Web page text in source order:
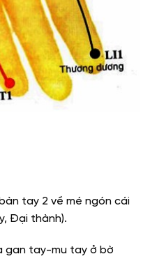
tay 2 về mé ngón cái
Đại thành).
gan tay-mu tay ở bờ